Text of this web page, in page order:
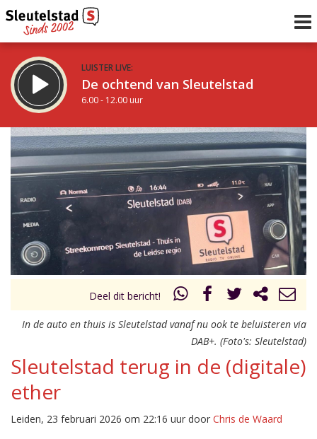
LUISTER LIVE:
De ochtend van Sleutelstad
6.00 - 12.00 uur
STRAKS:
De middag van Sleutelstad
12.00 - 19.00 uur
Vorig uur
uur 1 van 0 Volgend uur
Deel dit bericht!
In de auto en thuis is Sleutelstad vanaf nu ook te beluisteren via
DAB+. (Foto's: Sleutelstad)
Sleutelstad terug in de (digitale)
ether
Leiden, 23 februari 2026 om 22:16 uur door Chris de Waard